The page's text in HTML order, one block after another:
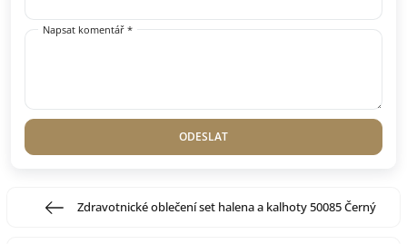
Napsat komentář *
ODESLAT
Zdravotnické oblečení set halena a kalhoty 50085 Černý